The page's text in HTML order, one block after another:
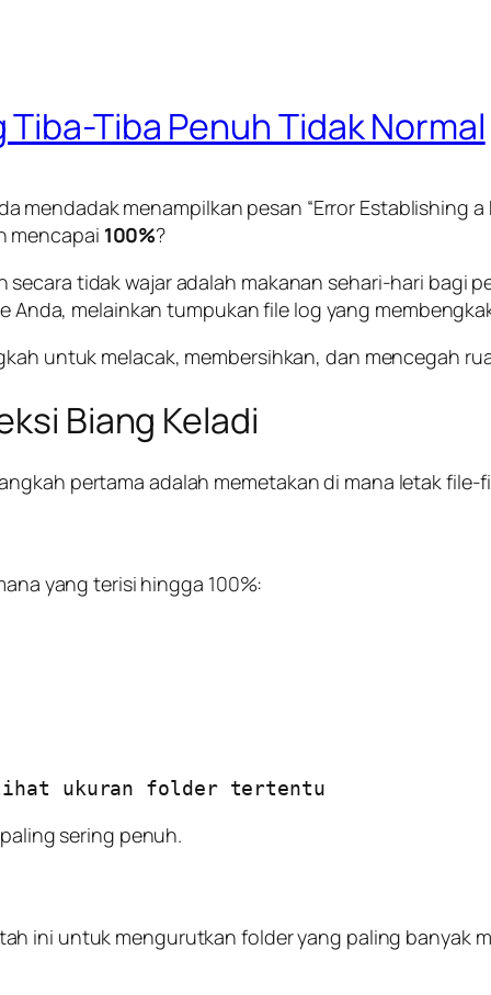
Tiba Penuh Tidak Normal
mendadak menampilkan pesan “Error Establishing
mencapai 100%?
tidak wajar adalah makanan sehari-hari bagi
Anda, melainkan tumpukan file log yang
untuk melacak, membersihkan, dan mencegah
Biang Keladi
pertama adalah memetakan di mana letak file-
yang terisi hingga 100%:
ukuran folder tertentu
sering penuh.
ini untuk mengurutkan folder yang paling banyak